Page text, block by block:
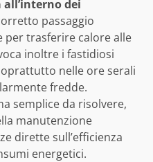
dei
passaggio
per trasferire calore alle
inoltre i fastidiosi
nelle ore serali
fredde.
semplice da risolvere,
manutenzione
dirette sull’efficienza
energetici.